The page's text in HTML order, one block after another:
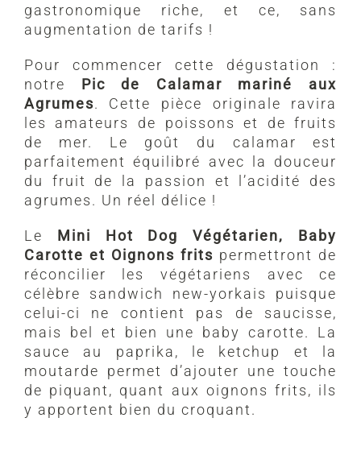
gastronomique riche, et ce, sans
augmentation de tarifs !
Pour commencer cette dégustation :
notre Pic de Calamar mariné aux
Agrumes. Cette pièce originale ravira
les amateurs de poissons et de fruits
de mer. Le goût du calamar est
parfaitement équilibré avec la douceur
du fruit de la passion et l’acidité des
agrumes. Un réel délice !
Le
Mini Hot Dog Végétarien, Baby
Carotte et Oignons frits permettront de
réconcilier les végétariens avec ce
célèbre sandwich new-yorkais puisque
celui-ci ne contient pas de saucisse,
mais bel et bien une baby carotte. La
sauce au paprika, le ketchup et la
moutarde permet d’ajouter une touche
de piquant, quant aux oignons frits, ils
y apportent bien du croquant.